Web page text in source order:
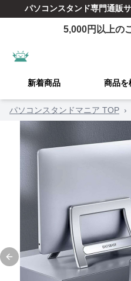
パソコンスタンド専門通販
5,000円以上の
新着商品 商品を
パソコンスタンドマニア TOP ›
Previous slide